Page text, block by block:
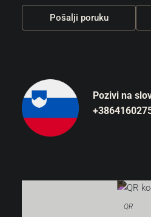
Pošalji poruku
Pozivi na
QR